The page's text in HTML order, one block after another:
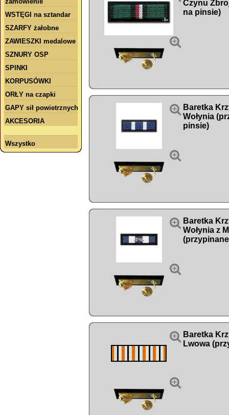
WSTĘGI na sztandar
SZARFY żałobne
ZAWIESZKI medalowe
SZNURY OSP
SPINKI
KORPUSÓWKI
ORŁY na czapki
GAPY sił powietrznych
AKCESORIA
Wszystko

Czynu
na pinsie)


Baretka
Wołynia
pinsie)


Baretka
Wołynia z


Baretka
Lwowa